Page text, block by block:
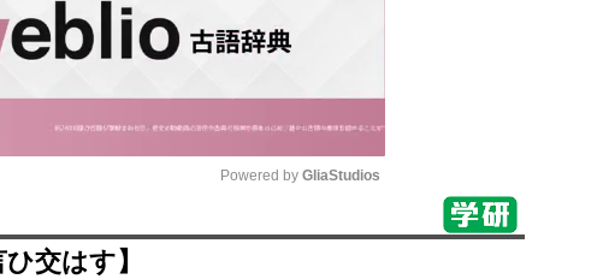
Mute
Powered by GliaStudios
交はす】